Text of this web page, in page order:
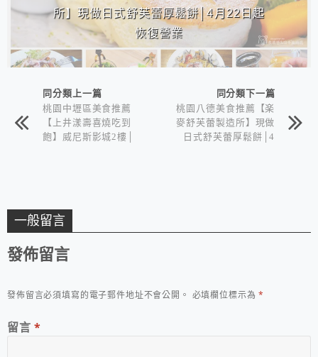
所】現做日式舒芙蕾厚鬆餅│4月22日起
恢復營業
同分類上一篇
桃園中壢區美食推薦
【上井漾壽喜燒吃到
飽】威尼斯影城2樓│
同分類下一篇
桃園八德美食推薦【楽
麥舒芙蕾製造所】現做
日式舒芙蕾厚鬆餅│4
一般留言
發佈留言
發佈留言必須填寫的電子郵件地址不會公開。 必填欄位標示為*
留言 *